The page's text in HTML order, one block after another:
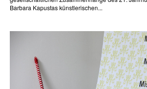
Barbara Kapustas künstlerischen...